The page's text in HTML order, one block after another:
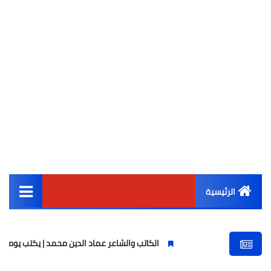
الرئيسية
أخبار مصر
الكاتب والشاعر عماد الدين محمد | يكتب يوميات شاعر